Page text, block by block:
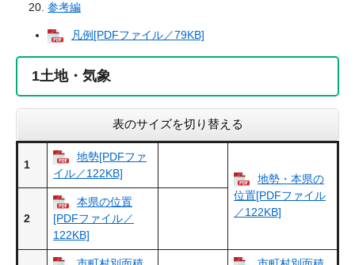
参考編
凡例[PDFファイル／79KB]
1土地・気象
表のサイズを切り替える
1
地勢[PDFファ
イル／122KB]
地勢・本県の
位置[PDFファイル
／122KB]
2
本県の位置
[PDFファイル／
122KB]